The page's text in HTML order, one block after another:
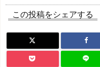
この投稿をシェアする